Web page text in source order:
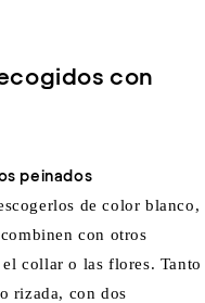
con
peinados
de color blanco,
con otros
collar o las flores. Tanto
rizada, con dos